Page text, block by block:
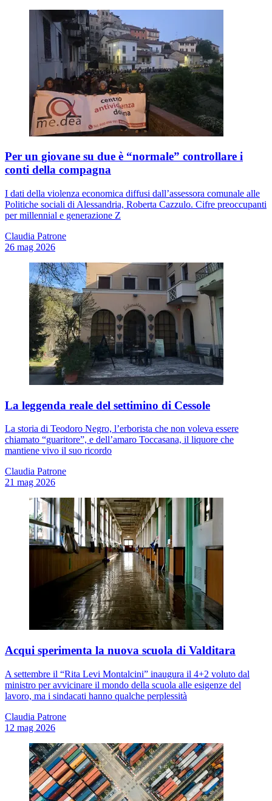
Per un giovane su due è “normale” controllare i
conti della compagna
I dati della violenza economica diffusi dall’assessora comunale alle
Politiche sociali di Alessandria, Roberta Cazzulo. Cifre preoccupanti
per millennial e generazione Z
Claudia Patrone
26 mag 2026
La leggenda reale del settimino di Cessole
La storia di Teodoro Negro, l’erborista che non voleva essere
chiamato “guaritore”, e dell’amaro Toccasana, il liquore che
mantiene vivo il suo ricordo
Claudia Patrone
21 mag 2026
Acqui sperimenta la nuova scuola di Valditara
A settembre il “Rita Levi Montalcini” inaugura il 4+2 voluto dal
ministro per avvicinare il mondo della scuola alle esigenze del
lavoro, ma i sindacati hanno qualche perplessità
Claudia Patrone
12 mag 2026